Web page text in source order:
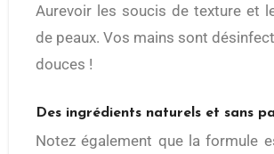
Aurevoir les soucis de texture et
de peaux. Vos mains sont
douces !
Des ingrédients naturels et sans
Notez également que la formule